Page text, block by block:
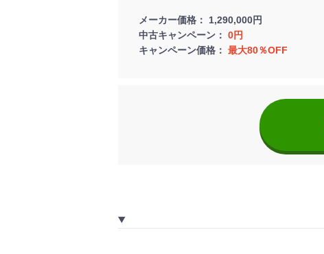
メーカー価格
1,290,000円
中古キャンペーン
0円
キャンペーン価格
最大80％OFF